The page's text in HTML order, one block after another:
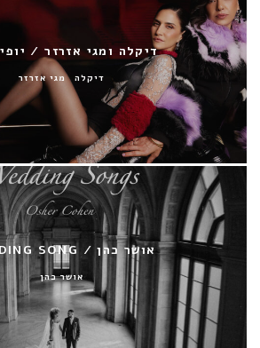
דיקלה ומגי אזרזר /
דיקלה מגי אזרזר
אושר כהן / WEDDING SONG
אושר כהן